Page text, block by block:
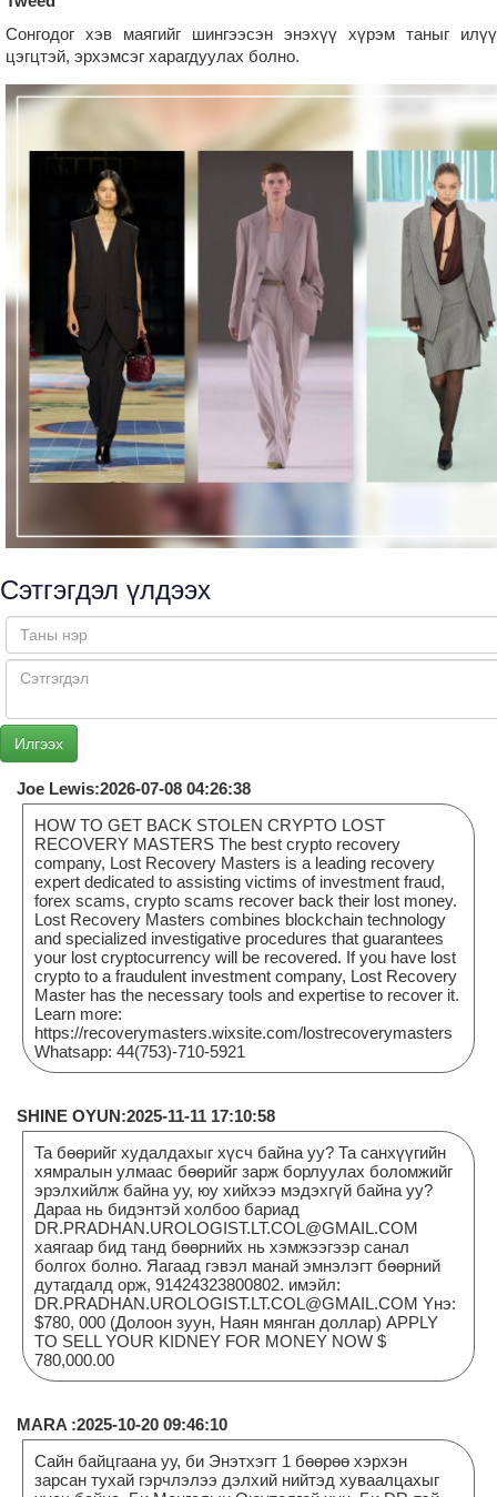
Сонгодог хэв маягийг шингээсэн энэхүү хүрэм таныг илүү
цэгцтэй, эрхэмсэг харагдуулах болно.
Сэтгэгдэл үлдээх
Joe Lewis:2026-07-08 04:26:38
HOW TO GET BACK STOLEN CRYPTO LOST
RECOVERY MASTERS The best crypto recovery
company, Lost Recovery Masters is a leading recovery
expert dedicated to assisting victims of investment fraud,
forex scams, crypto scams recover back their lost money.
Lost Recovery Masters combines blockchain technology
and specialized investigative procedures that guarantees
your lost cryptocurrency will be recovered. If you have lost
crypto to a fraudulent investment company, Lost Recovery
Master has the necessary tools and expertise to recover it.
Learn more:
https://recoverymasters.wixsite.com/lostrecoverymasters
Whatsapp: 44(753)-710-5921
SHINE OYUN:2025-11-11 17:10:58
Та бөөрийг худалдахыг хүсч байна уу? Та санхүүгийн
хямралын улмаас бөөрийг зарж борлуулах боломжийг
эрэлхийлж байна уу, юу хийхээ мэдэхгүй байна уу?
Дараа нь бидэнтэй холбоо бариад
DR.PRADHAN.UROLOGIST.LT.COL@GMAIL.COM
хаягаар бид танд бөөрнийх нь хэмжээгээр санал
болгох болно. Яагаад гэвэл манай эмнэлэгт бөөрний
дутагдалд орж, 91424323800802. имэйл:
DR.PRADHAN.UROLOGIST.LT.COL@GMAIL.COM Yнэ:
$780, 000 (Долоон зуун, Наян мянган доллар) APPLY
TO SELL YOUR KIDNEY FOR MONEY NOW $
780,000.00
MARA :2025-10-20 09:46:10
Сайн байцгаана уу, би Энэтхэгт 1 бөөрөө хэрхэн
зарсан тухай гэрчлэлээ дэлхий нийтэд хуваалцахыг